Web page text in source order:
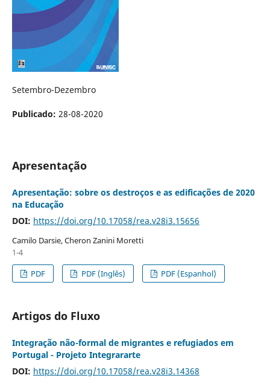
Setembro-Dezembro
Publicado: 28-08-2020
Apresentação
Apresentação: sobre os destroços e as edificações de 2020
na Educação
DOI: https://doi.org/10.17058/rea.v28i3.15656
Camilo Darsie, Cheron Zanini Moretti
1-4
PDF
PDF (Inglês) PDF (Espanhol)
Artigos do Fluxo
Integração não-formal de migrantes e refugiados em
Portugal - Projeto Integrararte
DOI: https://doi.org/10.17058/rea.v28i3.14368